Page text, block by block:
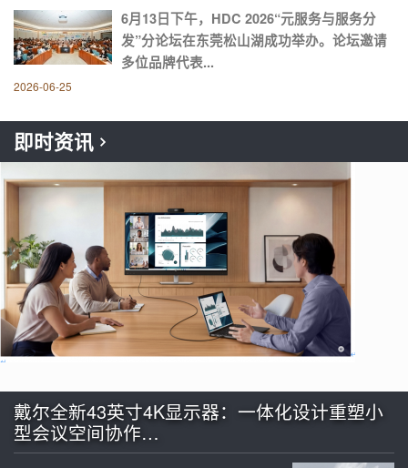
6月13日下午，HDC 2026“元服务与服务分
发”分论坛在东莞松山湖成功举办。论坛邀请
多位品牌代表...
2026-06-25
即时资讯
戴尔全新43英寸4K显示器：一体化设计重塑小
型会议空间协作…